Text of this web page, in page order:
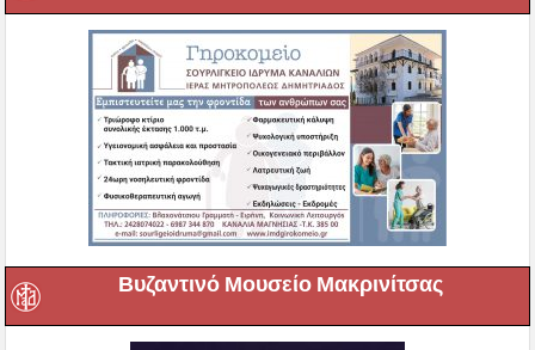
Βυζαντινό Μουσείο Μακρινίτσας